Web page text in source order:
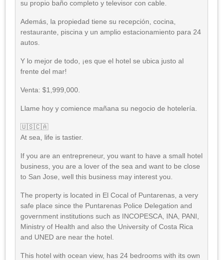
su propio baño completo y televisor con cable.
Además, la propiedad tiene su recepción, cocina,
restaurante, piscina y un amplio estacionamiento para 24
autos.
Y lo mejor de todo, ¡es que el hotel se ubica justo al
frente del mar!
Venta: $1,999,000.
Llame hoy y comience mañana su negocio de hotelería.
🇺🇸🇨🇦
At sea, life is tastier.
If you are an entrepreneur, you want to have a small hotel
business, you are a lover of the sea and want to be close
to San Jose, well this business may interest you.
The property is located in El Cocal of Puntarenas, a very
safe place since the Puntarenas Police Delegation and
government institutions such as INCOPESCA, INA, PANI,
Ministry of Health and also the University of Costa Rica
and UNED are near the hotel.
This hotel with ocean view, has 24 bedrooms with its own